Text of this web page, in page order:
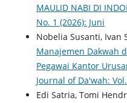
MAULID NABI DI
No. 1 (2026): Juni
Nobelia Susanti, Ivan
Manajemen Dakwah
Pegawai Kantor
Journal of Da'wah:
Edi Satria, Tomi